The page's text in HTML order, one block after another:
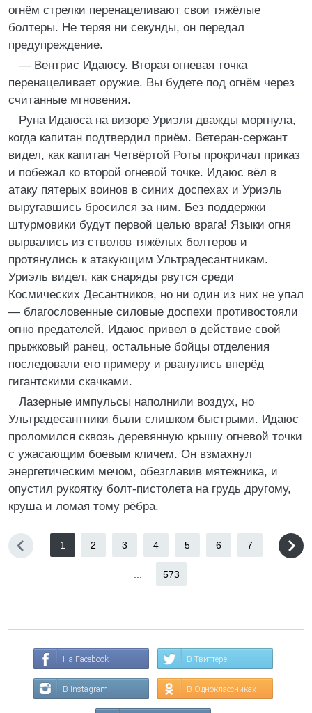
огнём стрелки перенацеливают свои тяжёлые
болтеры. Не теряя ни секунды, он передал
предупреждение.
— Вентрис Идаюсу. Вторая огневая точка
перенацеливает оружие. Вы будете под огнём через
считанные мгновения.
Руна Идаюса на визоре Уриэля дважды моргнула,
когда капитан подтвердил приём. Ветеран-сержант
видел, как капитан Четвёртой Роты прокричал приказ
и побежал ко второй огневой точке. Идаюс вёл в
атаку пятерых воинов в синих доспехах и Уриэль
выругавшись бросился за ним. Без поддержки
штурмовики будут первой целью врага! Языки огня
вырвались из стволов тяжёлых болтеров и
протянулись к атакующим Ультрадесантникам.
Уриэль видел, как снаряды рвутся среди
Космических Десантников, но ни один из них не упал
— благословенные силовые доспехи противостояли
огню предателей. Идаюс привел в действие свой
прыжковый ранец, остальные бойцы отделения
последовали его примеру и рванулись вперёд
гигантскими скачками.
Лазерные импульсы наполнили воздух, но
Ультрадесантники были слишком быстрыми. Идаюс
проломился сквозь деревянную крышу огневой точки
с ужасающим боевым кличем. Он взмахнул
энергетическим мечом, обезглавив мятежника, и
опустил рукоятку болт-пистолета на грудь другому,
круша и ломая тому рёбра.
1 2 3 4 5 6 7
573
На Facebook В Твиттере
В Instagram В Одноклассниках